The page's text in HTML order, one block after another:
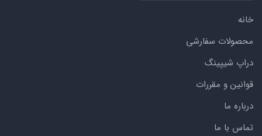
خانه
محصولات سفارشی
دراپ شیپینگ
قوانین و مقررات
درباره ما
تماس با ما